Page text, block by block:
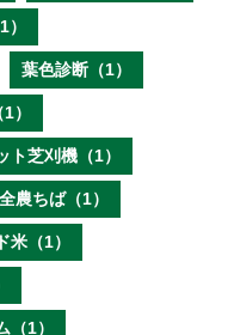
葉色診断（1）
）
ト芝刈機（1）
農ちば（1）
米（1）
（1）